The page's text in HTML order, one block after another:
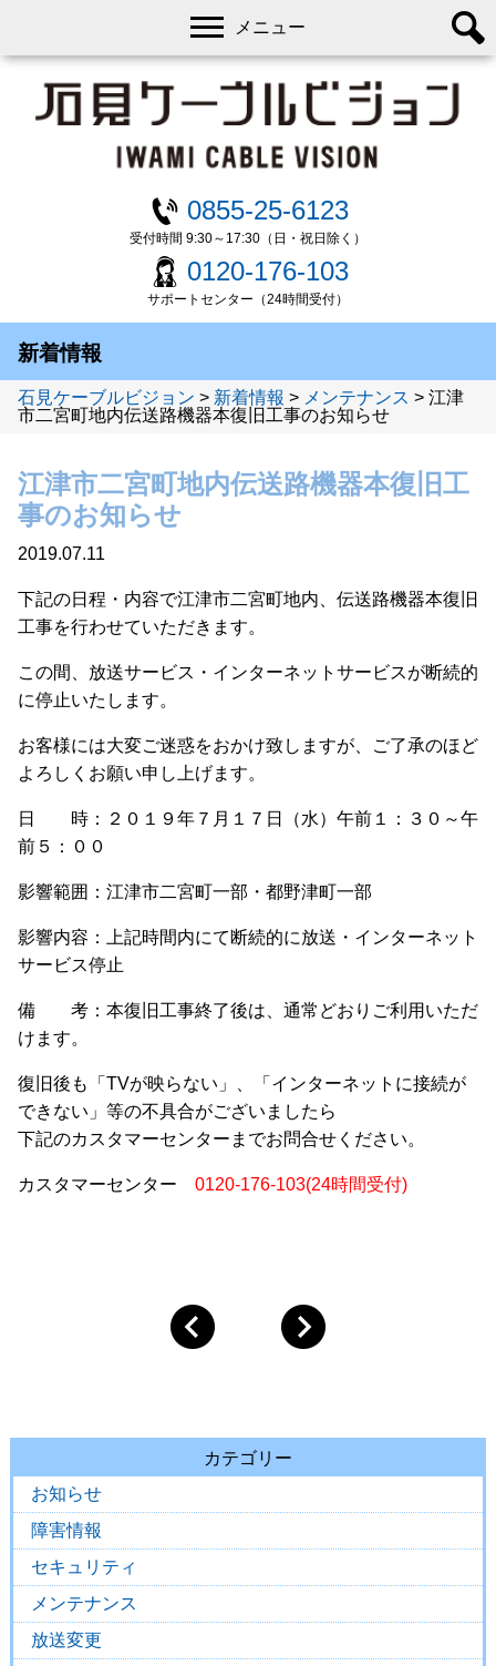
0855-25-6123
受付時間 9:30～17:30（日・祝日除く）
0120-176-103
サポートセンター（24時間受付）
メニュー
新着情報
石見ケーブルビジョン > 新着情報 > メンテナンス > 江津
市二宮町地内伝送路機器本復旧工事のお知らせ
江津市二宮町地内伝送路機器本復旧工
事のお知らせ
2019.07.11
下記の日程・内容で江津市二宮町地内、伝送路機器本復旧
工事を行わせていただきます。
この間、放送サービス・インターネットサービスが断続的
に停止いたします。
お客様には大変ご迷惑をおかけ致しますが、ご了承のほど
よろしくお願い申し上げます。
日 時：２０１９年７月１７日（水）午前１：３０～午
前５：００
影響範囲：江津市二宮町一部・都野津町一部
影響内容：上記時間内にて断続的に放送・インターネット
サービス停止
備 考：本復旧工事終了後は、通常どおりご利用いただ
けます。
復旧後も「TVが映らない」、「インターネットに接続が
できない」等の不具合がございましたら
下記のカスタマーセンターまでお問合せください。
カスタマーセンター 0120-176-103(24時間受付)
カテゴリー
お知らせ
障害情報
セキュリティ
メンテナンス
放送変更